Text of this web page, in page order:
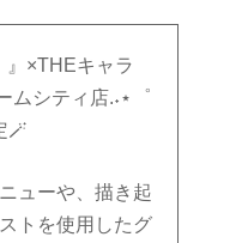
』×THEキャラ
ムシティ店.˖⋆゜
🪄
ューや、描き起
トを使用したグ